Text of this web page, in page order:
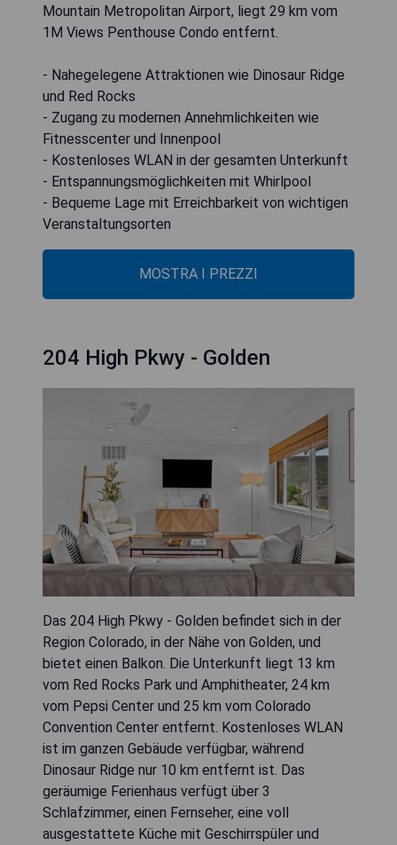
Mountain Metropolitan Airport, liegt 29 km vom
1M Views Penthouse Condo entfernt.
- Nahegelegene Attraktionen wie Dinosaur Ridge
und Red Rocks
- Zugang zu modernen Annehmlichkeiten wie
Fitnesscenter und Innenpool
- Kostenloses WLAN in der gesamten Unterkunft
- Entspannungsmöglichkeiten mit Whirlpool
- Bequeme Lage mit Erreichbarkeit von wichtigen
Veranstaltungsorten
MOSTRA I PREZZI
204 High Pkwy - Golden
Das 204 High Pkwy - Golden befindet sich in der
Region Colorado, in der Nähe von Golden, und
bietet einen Balkon. Die Unterkunft liegt 13 km
vom Red Rocks Park und Amphitheater, 24 km
vom Pepsi Center und 25 km vom Colorado
Convention Center entfernt. Kostenloses WLAN
ist im ganzen Gebäude verfügbar, während
Dinosaur Ridge nur 10 km entfernt ist. Das
geräumige Ferienhaus verfügt über 3
Schlafzimmer, einen Fernseher, eine voll
ausgestattete Küche mit Geschirrspüler und